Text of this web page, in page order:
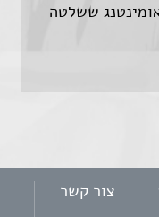
ששלטה
צור קשר